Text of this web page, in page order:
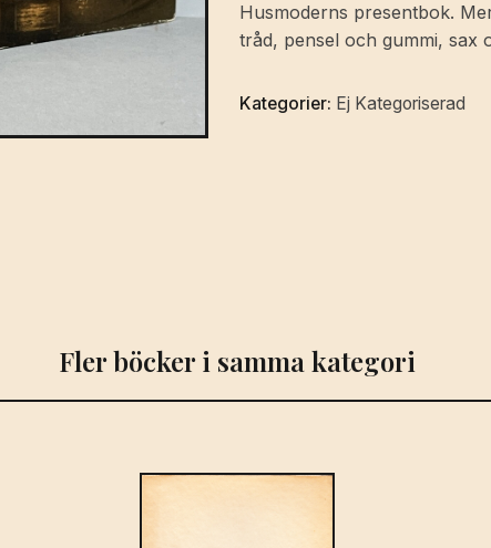
[=
pärmtitel].
Husmoderns presentbok.
tråd, pensel och gummi, sax
Kategorier: Ej Kategoriserad
Fler böcker i samma kategori